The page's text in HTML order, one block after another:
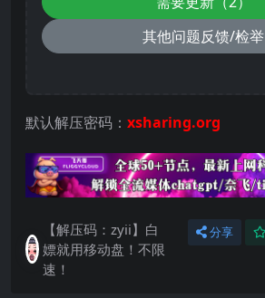
其他问题反馈/检举
默认解压密码： xsharing.org
【解压码：zyii】白
嫖就用移动盘！不限
速！
分享